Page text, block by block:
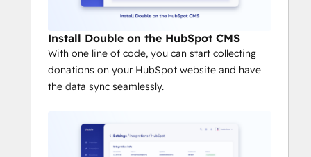
Install Double on the HubSpot CMS
With one line of code, you can start collecting
donations on your HubSpot website and have
the data sync seamlessly.